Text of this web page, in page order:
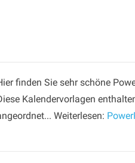
finden Sie sehr schöne
Kalendervorlagen
Weiterlesen: